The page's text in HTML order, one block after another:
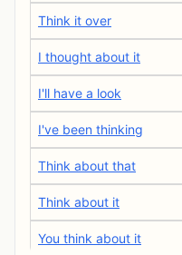
Think it over
I thought about it
I'll have a look
I've been thinking
Think about that
Think about it
You think about it